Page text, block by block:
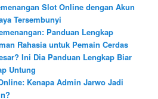
Slot Online dengan Akun
Tersembunyi
Panduan Lengkap
Rahasia untuk Pemain Cerdas
Ini Dia Panduan Lengkap Biar
Untung
Kenapa Admin Jarwo Jadi